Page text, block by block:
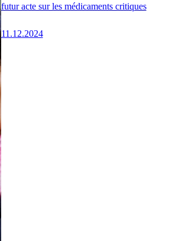
futur acte sur les médicaments critiques
11.12.2024